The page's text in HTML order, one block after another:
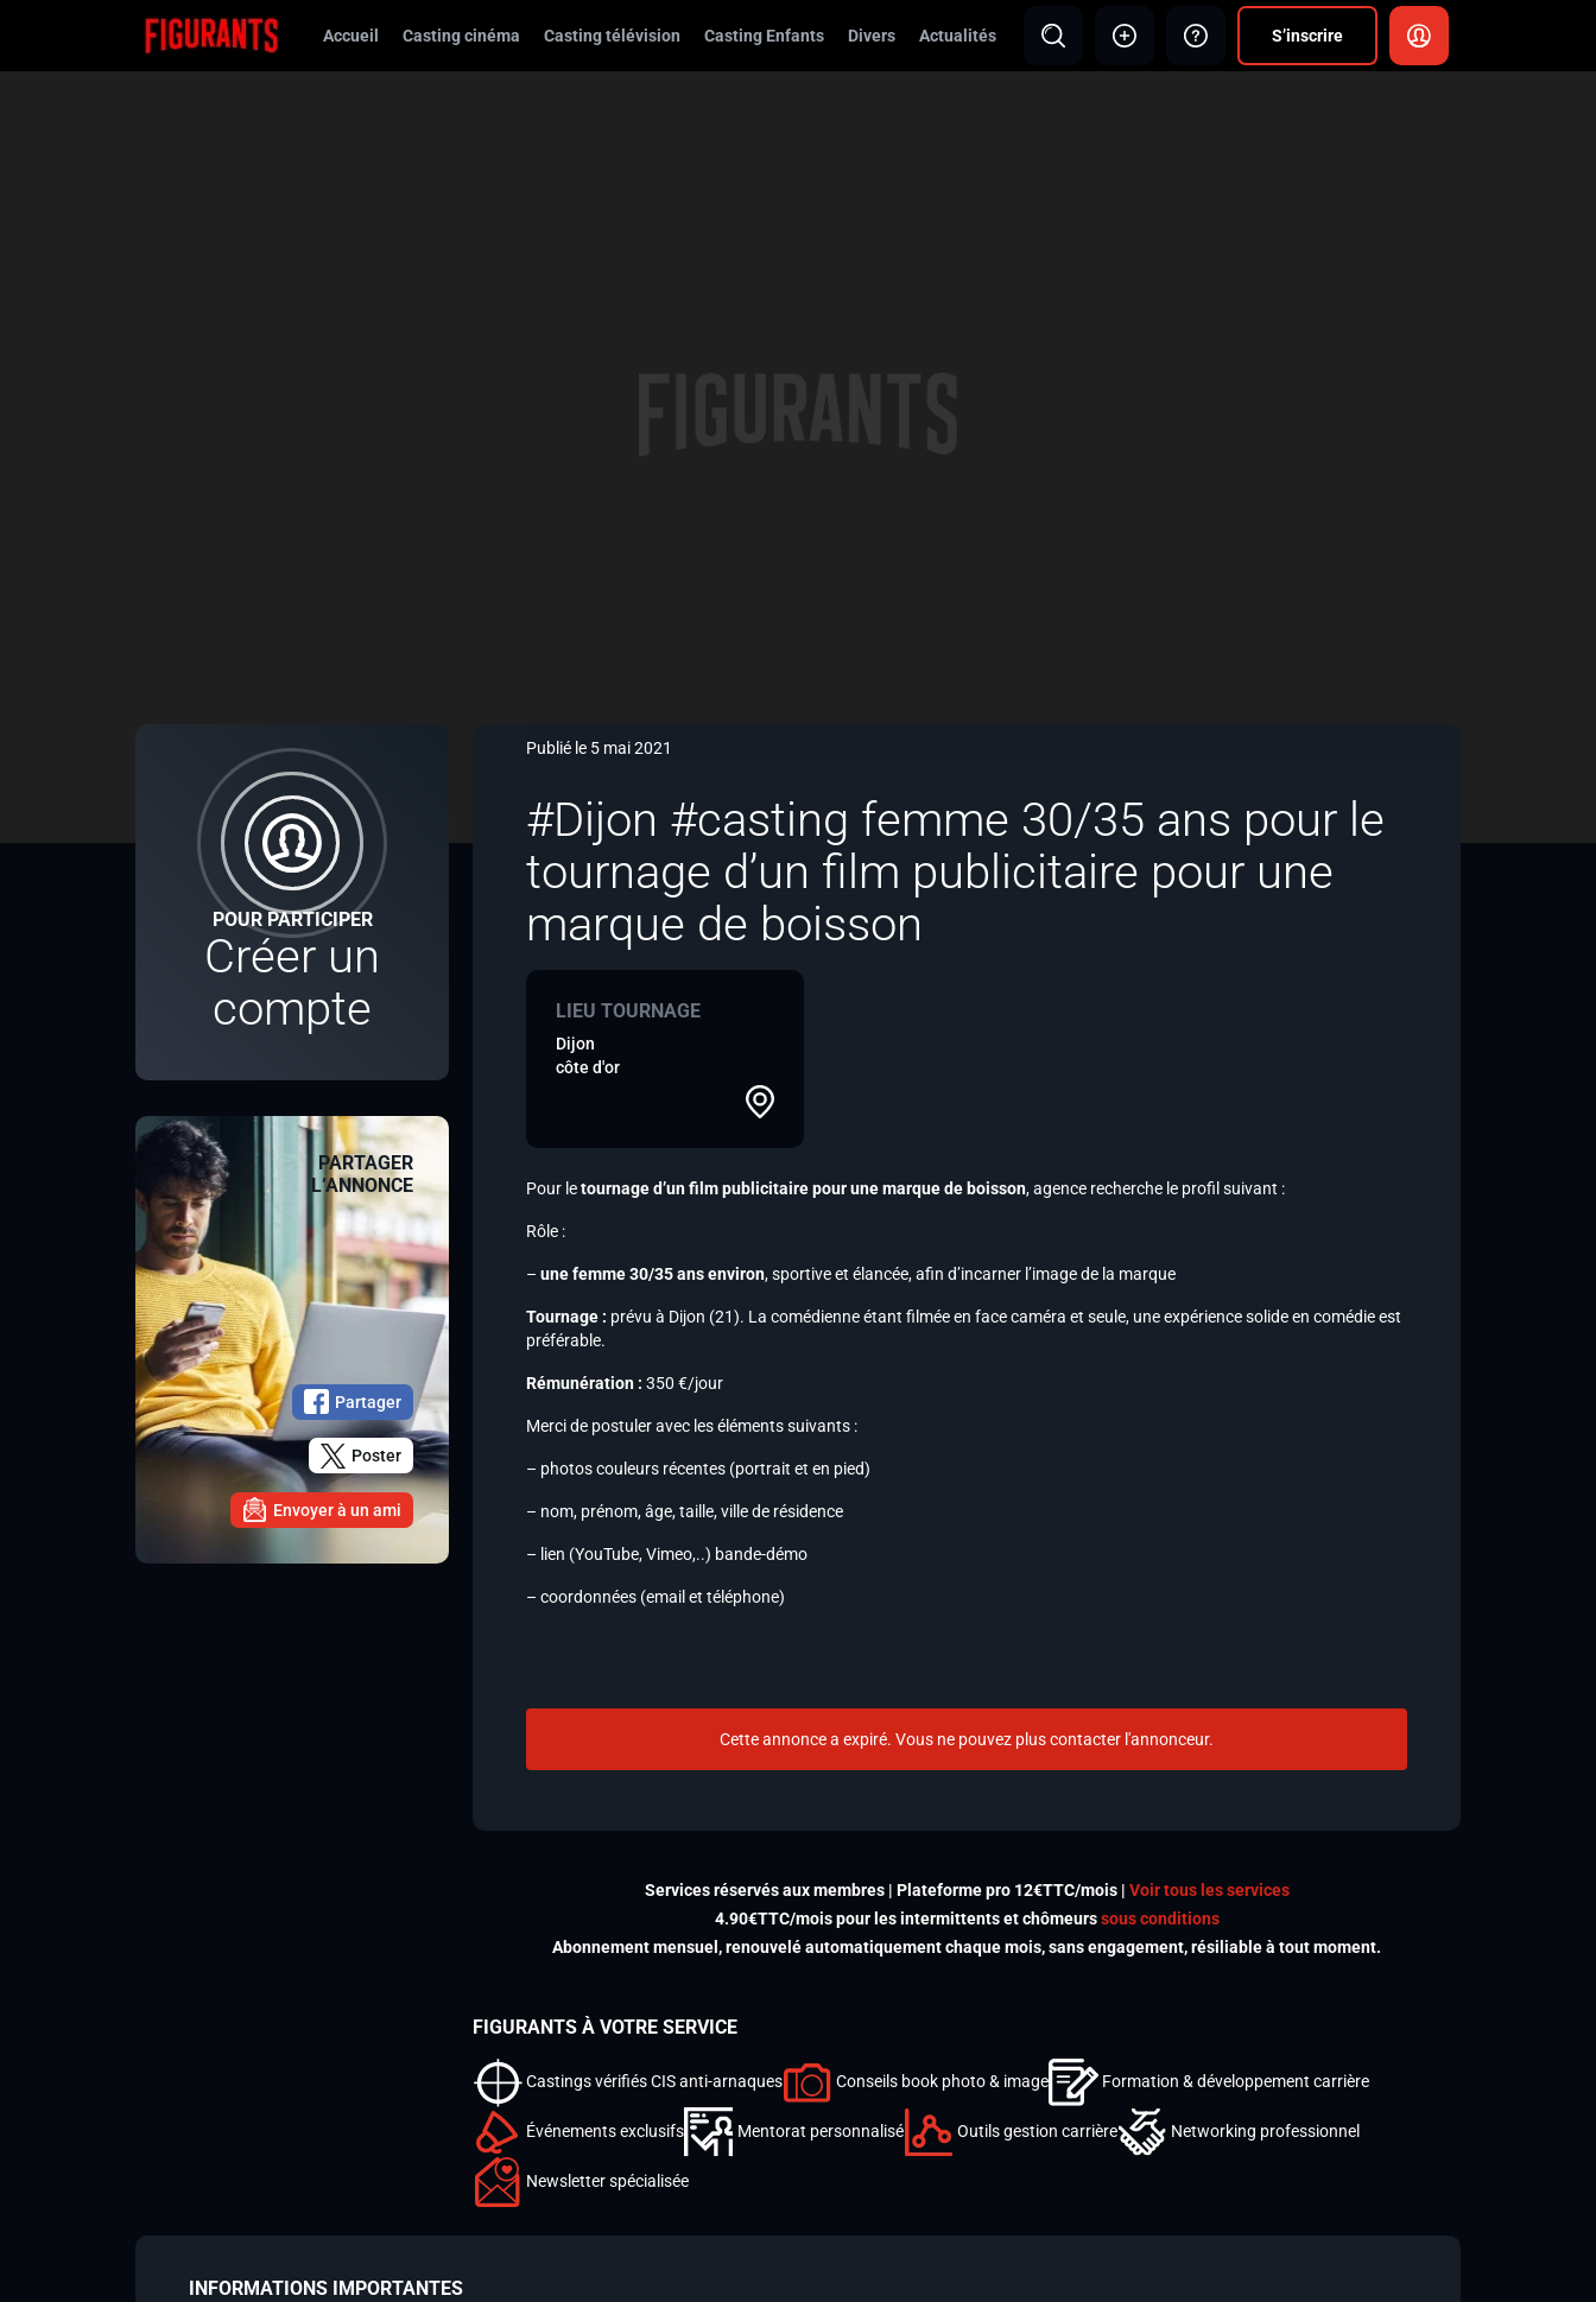
Accueil Casting cinéma Casting télévision Casting Enfants Divers Actualités S’inscrire
POUR PARTICIPER
Créer un
compte
PARTAGER
L’ANNONCE
Partager
Poster
Envoyer à un ami
Publié le 5 mai 2021
#Dijon #casting femme 30/35 ans pour le
tournage d’un film publicitaire pour une
marque de boisson
LIEU TOURNAGE
Dijon
côte d'or
Pour letournage d’un film publicitaire pour une marque de boisson, agence recherche le profil suivant :
Rôle :
– une femme 30/35 ans environ, sportive et élancée, afin d’incarner l’image de la marque
Tournage : prévu à Dijon (21). La comédienne étant filmée en face caméra et seule, une expérience solide en comédie est
préférable.
Rémunération : 350 €/jour
Merci de postuler avec les éléments suivants :
– photos couleurs récentes (portrait et en pied)
– nom, prénom, âge, taille, ville de résidence
– lien (YouTube, Vimeo,..) bande-démo
– coordonnées (email et téléphone)
Cette annonce a expiré. Vous ne pouvez plus contacter l'annonceur.
Services réservés aux membres | Plateforme pro 12€TTC/mois | Voir tous les services
4.90€TTC/mois pour les intermittents et chômeurssous conditions
Abonnement mensuel, renouvelé automatiquement chaque mois, sans engagement, résiliable à tout moment.
FIGURANTS À VOTRE SERVICE
Castings vérifiés CIS anti-arnaques Conseils book photo & image Formation & développement carrière
Événements exclusifs Mentorat personnalisé Outils gestion carrière Networking professionnel
Newsletter spécialisée
INFORMATIONS IMPORTANTES